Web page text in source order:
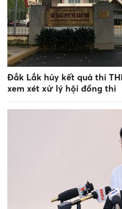
Đắk Lắk hủy kết quả thi
xem xét xử lý hội đồng thi